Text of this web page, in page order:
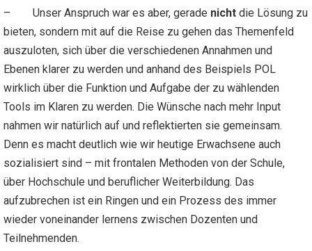
– Unser Anspruch war es aber, gerade nicht die Lösung zu
bieten, sondern mit auf die Reise zu gehen das Themenfeld
auszuloten, sich über die verschiedenen Annahmen und
Ebenen klarer zu werden und anhand des Beispiels POL
wirklich über die Funktion und Aufgabe der zu wählenden
Tools im Klaren zu werden. Die Wünsche nach mehr Input
nahmen wir natürlich auf und reflektierten sie gemeinsam.
Denn es macht deutlich wie wir heutige Erwachsene auch
sozialisiert sind – mit frontalen Methoden von der Schule,
über Hochschule und beruflicher Weiterbildung. Das
aufzubrechen ist ein Ringen und ein Prozess des immer
wieder voneinander lernens zwischen Dozenten und
Teilnehmenden.